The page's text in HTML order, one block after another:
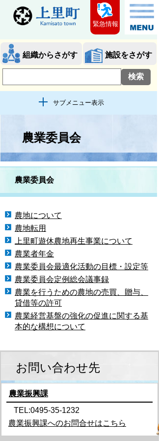
組織からさがす 施設をさがす
サブメニュー表示
緊急情報
農業委員会
農業委員会
農地について
農地転用
上里町遊休農地再生事業について
農業者年金
農業委員会最適化活動の目標・設定等
農業委員会定例総会議事録
農業を行うための農地の売買、贈与、
貸借等の許可
農業経営基盤の強化の促進に関する基
本的な構想について
お問い合わせ先
農業振興課
TEL:0495-35-1232
農業振興課へのお問合せはこちら